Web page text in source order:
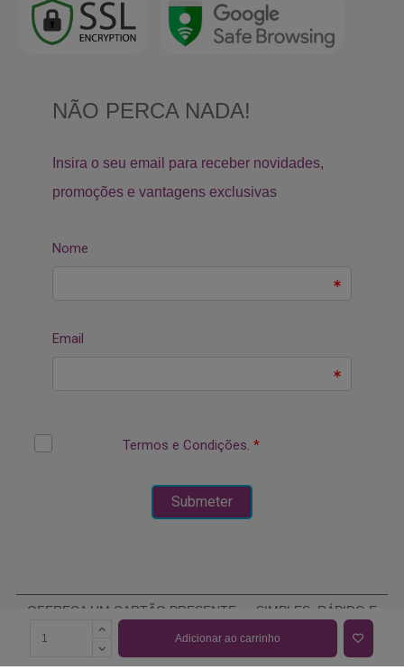
Adicionar ao carrinho
OFEREÇA UM CARTÃO PRESENTE — SIMPLES, RÁPIDO E
ELEGANTE